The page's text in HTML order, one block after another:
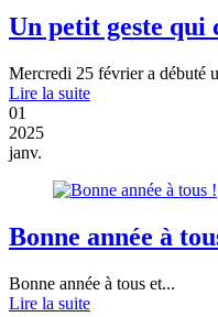
Un petit geste qui
Mercredi 25 février a débuté
Lire la suite
01
2025
janv.
Bonne année à
Bonne année à tous et...
Lire la suite